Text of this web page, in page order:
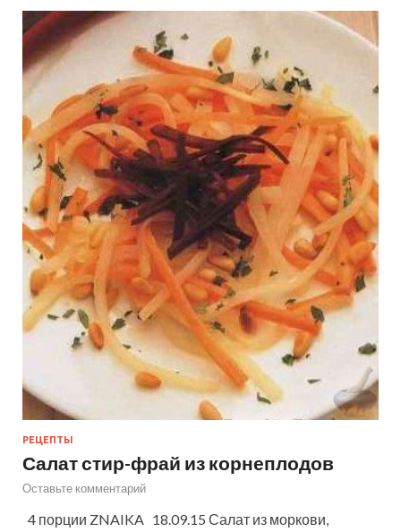
РЕЦЕПТЫ
Салат стир-фрай из корнеплодов
Оставьте комментарий
4 порции ZNAIKA 18.09.15 Салат из моркови,